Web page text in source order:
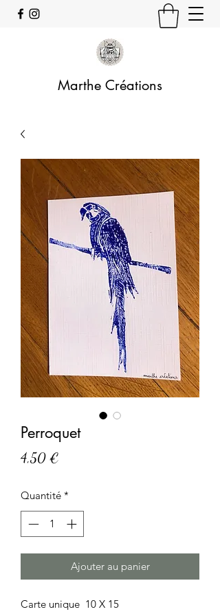
Marthe Créations
Perroquet
4,50 €
Quantité *
Ajouter au panier
Carte unique 10 X 15